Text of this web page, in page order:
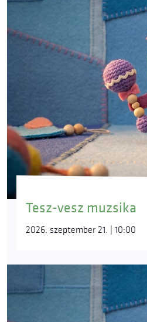
Tesz-vesz muzsika
2026. szeptember 21. | 10:00